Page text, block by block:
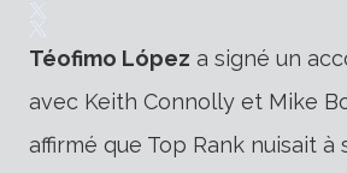
Téofimo López a signé un
avec Keith Connolly et Mike
affirmé que Top Rank nuisait à